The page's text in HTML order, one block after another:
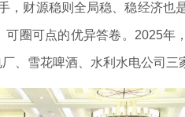
财源稳则全局稳、稳经济也
圈可点的优异答卷。2025
、雪花啤酒、水利水电公司三